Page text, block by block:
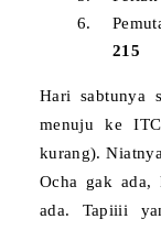
215
Hari sabtunya
menuju ke
kurang).
Ocha gak ada,
ada. Tapiiii